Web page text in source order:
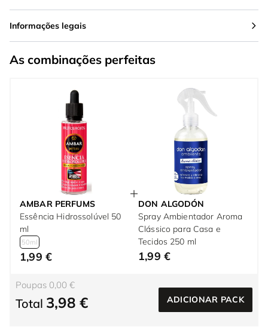
Informações legais
As combinações perfeitas
AMBAR PERFUMS
Essência Hidrossolúvel 50
ml
50ml
1,99 €
DON ALGODÓN
Spray Ambientador Aroma
Clássico para Casa e
Tecidos 250 ml
1,99 €
Poupas 0,00 €
Total 3,98 € ADICIONAR PACK